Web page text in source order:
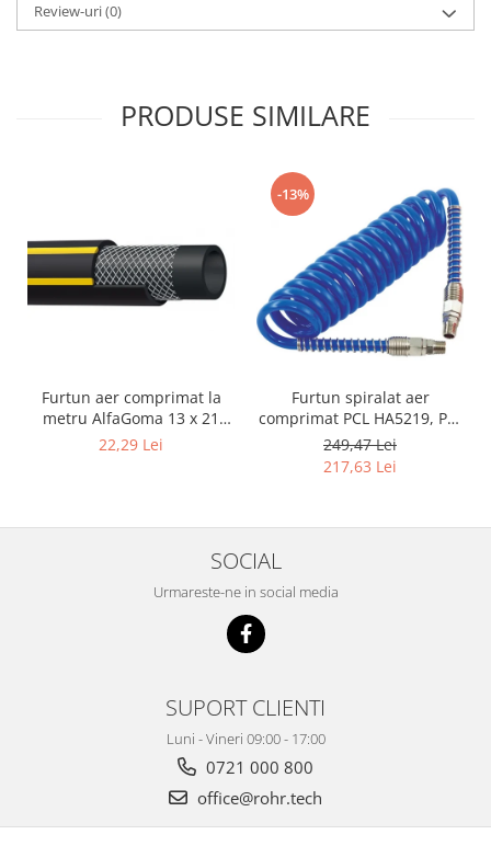
Review-uri(0)
PRODUSE SIMILARE
Furtun aer comprimat la
metru AlfaGoma 13 x 21
mm, 20 bar, rezistent la
22,29 Lei
-13%
Furtun spiralat aer
comprimat PCL HA5219, PU,
8 x 12 mm, 10 m, filet 1/4"
BSP
249,47 Lei
217,63 Lei
SOCIAL
Urmareste-ne in social media
SUPORT CLIENTI
Luni - Vineri 09:00 - 17:00
0721 000 800
office@rohr.tech